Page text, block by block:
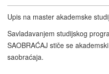
Upis na master akademske
Savladavanjem studijskog
SAOBRAĆAJ stiče se
saobraćaja.